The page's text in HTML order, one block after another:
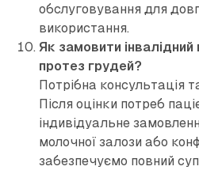
обслуговування для
використання.
Як замовити інвалідний
протез грудей?
Потрібна консультація
Після оцінки потреб
індивідуальне
молочної залози або
забезпечуємо повний